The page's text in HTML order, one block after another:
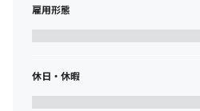
SAP PartnerEdge Silver パートナー
雇用形態
休日・休暇